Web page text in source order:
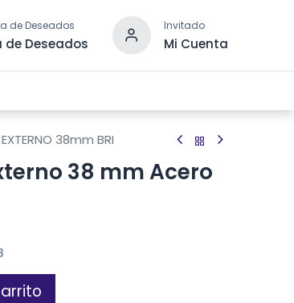
de Deseados
de Deseados
Invitado
Mi Cuenta
38mm BRI
38 mm Acero